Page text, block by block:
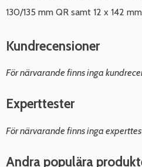
130/135 mm QR samt 12 x 142
Kundrecensioner
För närvarande finns inga
Experttester
För närvarande finns inga
Andra populära